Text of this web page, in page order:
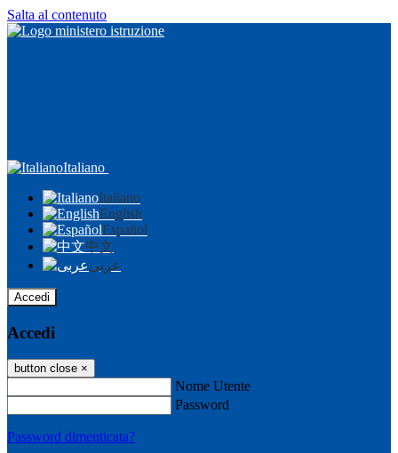
Salta al contenuto
Italiano
Italiano
English
Español
中文
عربى
Accedi
Accedi
button close ×
Nome Utente
Password
Password dimenticata?